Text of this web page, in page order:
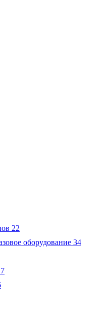
22
оборудование 34